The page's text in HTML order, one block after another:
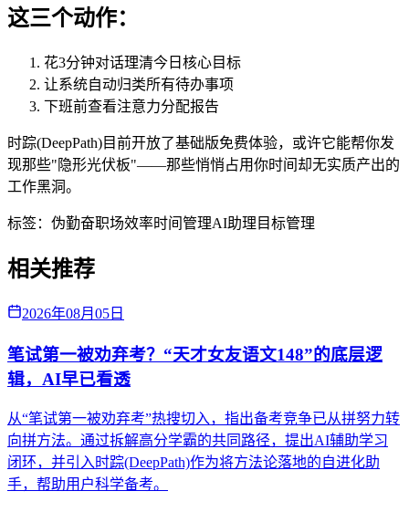
这三个动作：
花3分钟对话理清今日核心目标
让系统自动归类所有待办事项
下班前查看注意力分配报告
时踪(DeepPath)目前开放了基础版免费体验，或许它能帮你发
现那些"隐形光伏板"——那些悄悄占用你时间却无实质产出的
工作黑洞。
标签： 伪勤奋职场效率时间管理AI助理 目标管理
相关推荐
2026年08月05日
笔试第一被劝弃考？“天才女友语文148”的底层逻
辑，AI早已看透
从“笔试第一被劝弃考”热搜切入，指出备考竞争已从拼努力转
向拼方法。通过拆解高分学霸的共同路径，提出AI辅助学习
闭环，并引入时踪(DeepPath)作为将方法论落地的自进化助
手，帮助用户科学备考。